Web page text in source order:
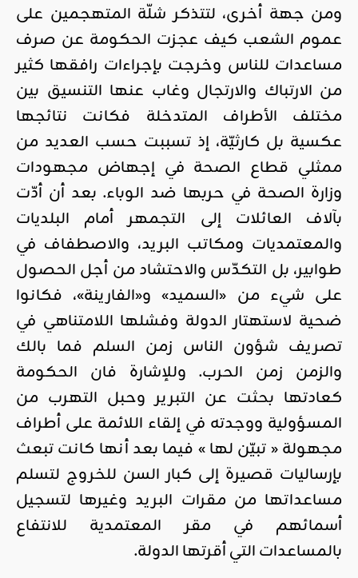
ومن جهة أخرى، لتتذكر شلّة المتهجمين على
عموم الشعب كيف عجزت الحكومة عن صرف
مساعدات للناس وخرجت بإجراءات رافقها كثير
من الارتباك والارتجال وغاب عنها التنسيق بين
مختلف الأطراف المتدخلة فكانت نتائجها
عكسية بل كارثيّة، إذ تسببت حسب العديد من
ممثلي قطاع الصحة في إجهاض مجهودات
وزارة الصحة في حربها ضد الوباء. بعد أن أدّت
بآلاف العائلات إلى التجمهر أمام البلديات
والمعتمديات ومكاتب البريد، والاصطفاف في
طوابير، بل التكدّس والاحتشاد من أجل الحصول
على شيء من «السميد» و«الفارينة»، فكانوا
ضحية لاستهتار الدولة وفشلها اللامتناهي في
تصريف شؤون الناس زمن السلم فما بالك
والزمن زمن الحرب. وللإشارة فان الحكومة
كعادتها بحثت عن التبرير وحبل التهرب من
المسؤولية ووجدته في إلقاء اللائمة على أطراف
مجهولة « تبيّن لها » فيما بعد أنها كانت تبعث
بإرساليات قصيرة إلى كبار السن للخروج لتسلم
مساعداتها من مقرات البريد وغيرها لتسجيل
أسمائهم في مقر المعتمدية للانتفاع
بالمساعدات التي أقرتها الدولة.